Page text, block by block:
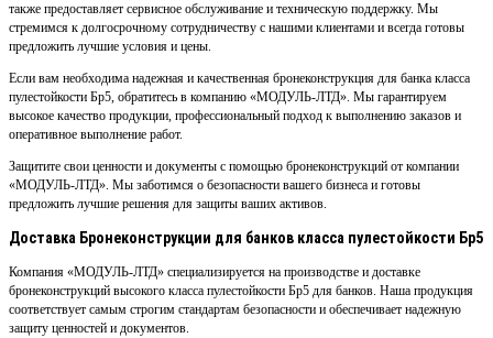
также предоставляет сервисное обслуживание и техническую поддержку. Мы
стремимся к долгосрочному сотрудничеству с нашими клиентами и всегда готовы
предложить лучшие условия и цены.
Если вам необходима надежная и качественная бронеконструкция для банка класса
пулестойкости Бр5, обратитесь в компанию «МОДУЛЬ-ЛТД». Мы гарантируем
высокое качество продукции, профессиональный подход к выполнению заказов и
оперативное выполнение работ.
Защитите свои ценности и документы с помощью бронеконструкций от компании
«МОДУЛЬ-ЛТД». Мы заботимся о безопасности вашего бизнеса и готовы
предложить лучшие решения для защиты ваших активов.
Доставка Бронеконструкции для банков класса пулестойкости Бр5
Компания «МОДУЛЬ-ЛТД» специализируется на производстве и доставке
бронеконструкций высокого класса пулестойкости Бр5 для банков. Наша продукция
соответствует самым строгим стандартам безопасности и обеспечивает надежную
защиту ценностей и документов.